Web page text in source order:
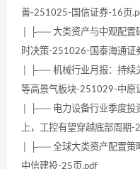
善-251025-国信证券-16页
│ ├── 大类资产与中观配置
时决策-251026-国泰海通证
│ ├── 机械行业月报：持续
等高景气板块-251029-中原
│ ├── 电力设备行业季度投
上，工控有望穿越底部周
│ ├── 全球大类资产配置
中信建投-25页.pdf